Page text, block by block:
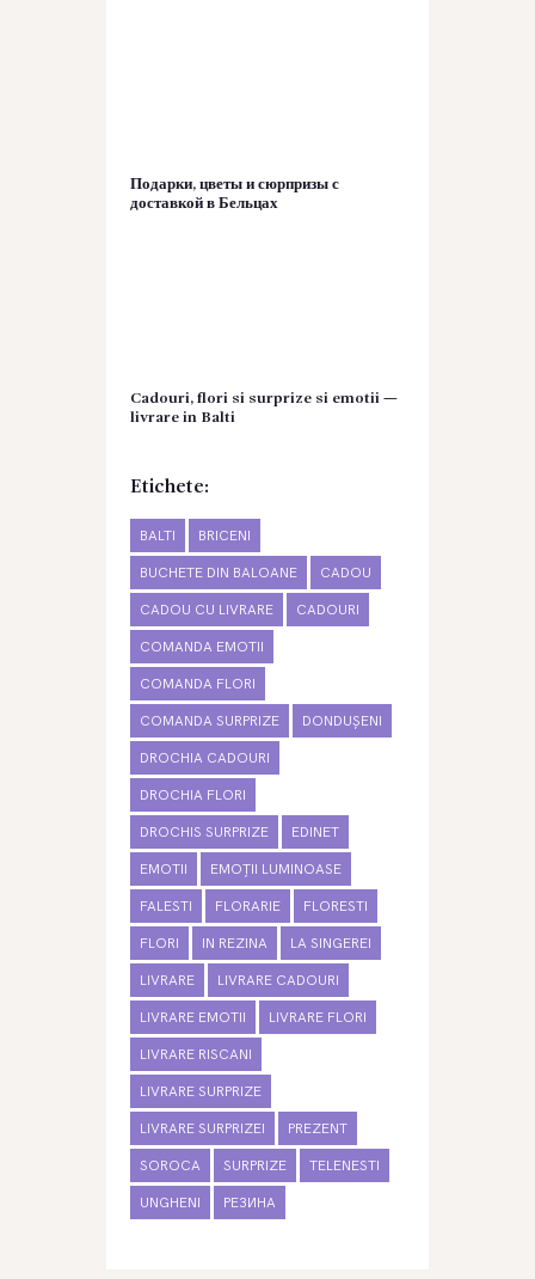
Подарки, цветы и сюрпризы с
доставкой в Бельцах
Cadouri, flori si surprize si emotii —
livrare in Balti
Etichete:
BALTI BRICENI
BUCHETE DIN BALOANE CADOU
CADOU CU LIVRARE CADOURI
COMANDA EMOTII
COMANDA FLORI
COMANDA SURPRIZE DONDUȘENI
DROCHIA CADOURI
DROCHIA FLORI
DROCHIS SURPRIZE EDINET
EMOTII EMOȚII LUMINOASE
FALESTI FLORARIE FLORESTI
FLORI IN REZINA LA SINGEREI
LIVRARE LIVRARE CADOURI
LIVRARE EMOTII LIVRARE FLORI
LIVRARE RISCANI
LIVRARE SURPRIZE
LIVRARE SURPRIZEI PREZENT
SOROCA SURPRIZE TELENESTI
UNGHENI РЕЗИНА